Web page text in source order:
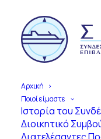
Αρχική
Ποιοί είμαστε
Ιστορία του
Διοικητικό